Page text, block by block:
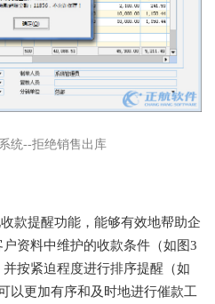
统--拒绝销售出库
款提醒功能，能够有效地帮助企
资料中维护的收款条件（如图3
按紧迫程度进行排序提醒（如
以更加有序和及时地进行催款工